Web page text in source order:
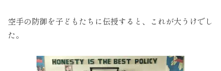
空手の防御を子どもたちに伝授すると、これが大うけでし
た。